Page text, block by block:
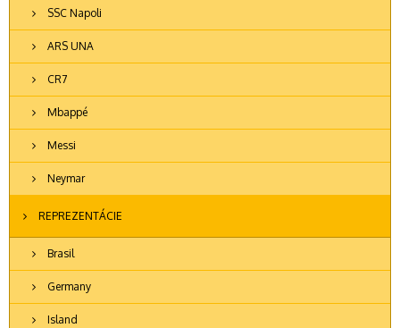
SSC Napoli
ARS UNA
CR7
Mbappé
Messi
Neymar
REPREZENTÁCIE
Brasil
Germany
Island